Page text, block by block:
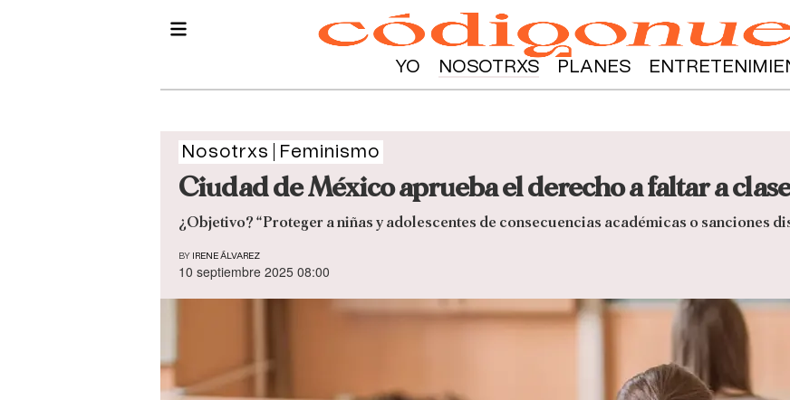
YO NOSOTRXS PLANES
Nosotrxs Feminismo
Ciudad de México aprueba el derecho a faltar a
¿Objetivo? “Proteger a niñas y adolescentes de consecuencias académicas o sanciones
BY IRENE ÁLVAREZ
10 septiembre 2025 08:00